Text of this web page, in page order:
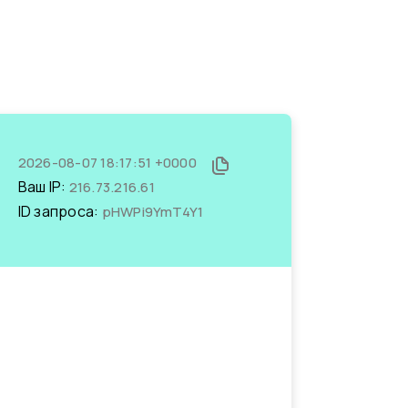
2026-08-07 18:17:51 +0000
Ваш IP: 216.73.216.61
ID запроса: pHWPi9YmT4Y1